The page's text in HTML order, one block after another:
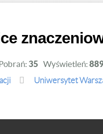
35 Wyświetleń:
Uniwersytet